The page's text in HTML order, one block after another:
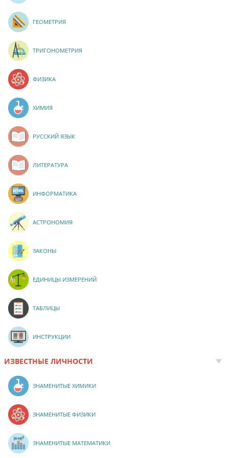
ГЕОМЕТРИЯ
ТРИГОНОМЕТРИЯ
ФИЗИКА
ХИМИЯ
РУССКИЙ ЯЗЫК
ЛИТЕРАТУРА
ИНФОРМАТИКА
АСТРОНОМИЯ
ЗАКОНЫ
ЕДИНИЦЫ ИЗМЕРЕНИЙ
ТАБЛИЦЫ
ИНСТРУКЦИИ
ИЗВЕСТНЫЕ ЛИЧНОСТИ
ЗНАМЕНИТЫЕ ХИМИКИ
ЗНАМЕНИТЫЕ ФИЗИКИ
ЗНАМЕНИТЫЕ МАТЕМАТИКИ